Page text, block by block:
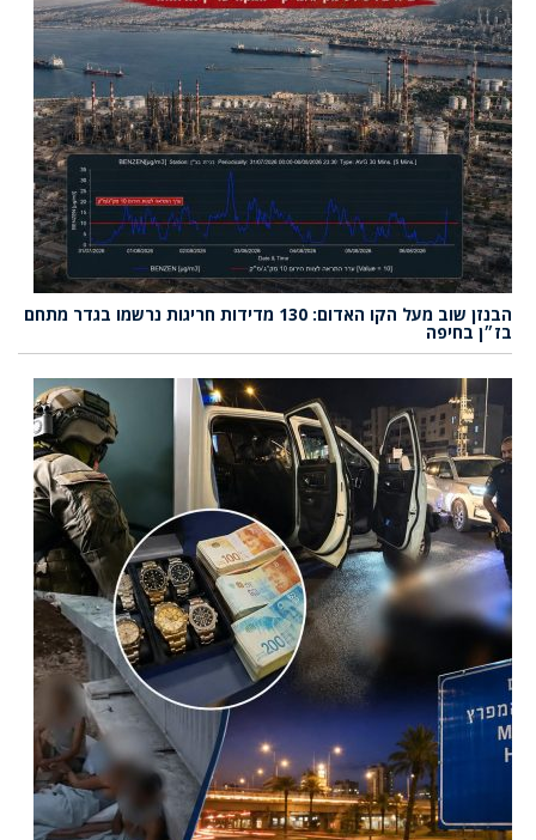
הבנזן שוב מעל הקו האדום: 130 מדידות חריגות נרשמו בגדר מתחם
בז״ן בחיפה